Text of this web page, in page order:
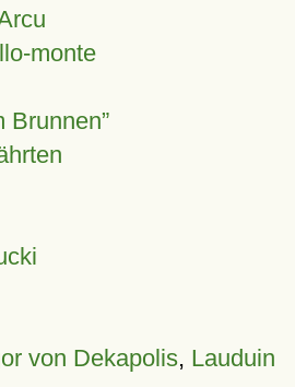
monte
Brunnen
von Dekapolis, Lauduin